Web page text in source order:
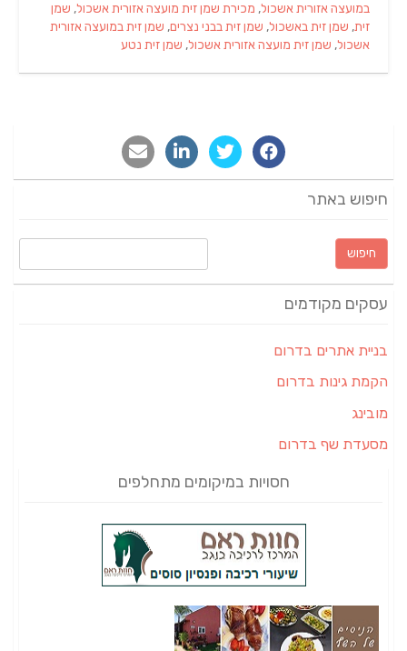
במועצה אזורית אשכול, מכירת שמן זית מועצה אזורית אשכול, שמן
זית, שמן זית באשכול, שמן זית בבני נצרים, שמן זית במועצה אזורית
אשכול, שמן זית מועצה אזורית אשכול, שמן זית נטע
חיפוש באתר
חיפוש:
עסקים מקודמים
בניית אתרים בדרום
הקמת גינות בדרום
מובינג
מסעדת שף בדרום
חסויות במיקומים מתחלפים